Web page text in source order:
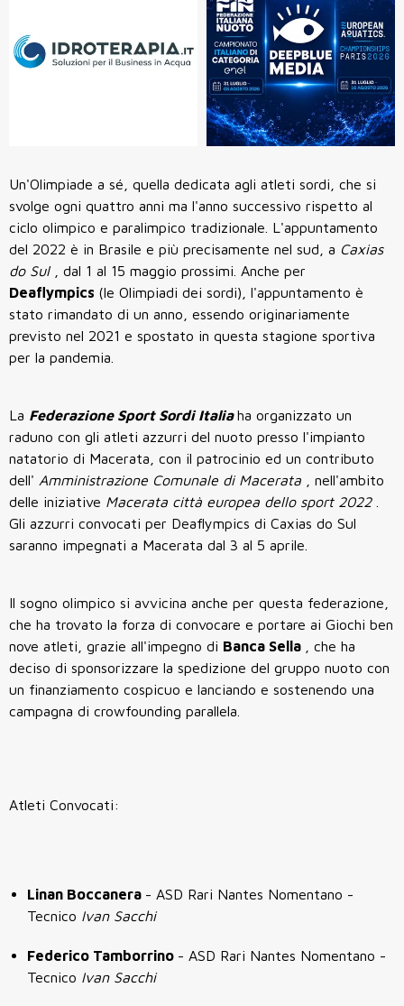
Un'Olimpiade a sé, quella dedicata agli atleti sordi, che si
svolge ogni quattro anni ma l'anno successivo rispetto al
ciclo olimpico e paralimpico tradizionale. L'appuntamento
del 2022 è in Brasile e più precisamente nel sud, a Caxias
do Sul
, dal 1 al 15 maggio prossimi. Anche per
Deaflympics (le Olimpiadi dei sordi), l'appuntamento è
stato rimandato di un anno, essendo originariamente
previsto nel 2021 e spostato in questa stagione sportiva
per la pandemia.
La Federazione Sport Sordi Italiaha organizzato un
raduno con gli atleti azzurri del nuoto presso l'impianto
natatorio di Macerata, con il patrocinio ed un contributo
dell' Amministrazione Comunale di Macerata
, nell'ambito
delle iniziative Macerata città europea dello sport 2022
Gli azzurri convocati per Deaflympics di Caxias do Sul
saranno impegnati a Macerata dal 3 al 5 aprile.
Il sogno olimpico si avvicina anche per questa federazione,
che ha trovato la forza di convocare e portare ai Giochi ben
nove atleti, grazie all'impegno di Banca Sella
, che ha
deciso di sponsorizzare la spedizione del gruppo nuoto con
un finanziamento cospicuo e lanciando e sostenendo una
campagna di crowfounding parallela.
Atleti Convocati:
Linan Boccanera - ASD Rari Nantes Nomentano -
Tecnico Ivan Sacchi
Federico Tamborrino - ASD Rari Nantes Nomentano -
Tecnico Ivan Sacchi